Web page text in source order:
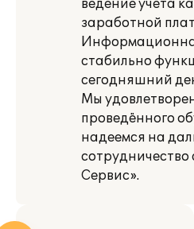
ведение учета
заработной
стабильно
сегодняшний
Мы
проведённого
надеемся на
Сервис».